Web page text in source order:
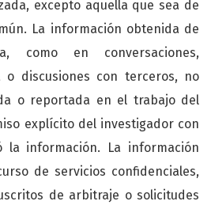
excepto aquella que sea de
La información obtenida de
como en conversaciones,
o discusiones con terceros, no
o reportada en el trabajo del
explícito del investigador con
la información. La información
de servicios confidenciales,
de arbitraje o solicitudes